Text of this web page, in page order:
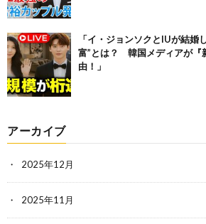
「イ・ジョンソクとIUが結婚
富”とは？ 韓国メディアが『
由！」
アーカイブ
2025年12月
2025年11月